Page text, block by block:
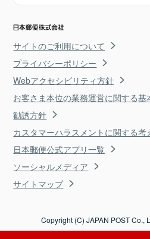
サイトのご利用について
プライバシーポリシー
Webアクセシビリティ方針
お客さま本位の業務運営に関する基
勧誘方針
カスタマーハラスメントに関する考
日本郵便公式アプリ一覧
ソーシャルメディア
サイトマップ
Copyright (C) JAPAN POST Co.,